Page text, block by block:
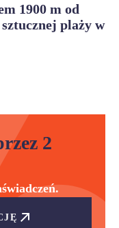
1900 m od
plaży w
2